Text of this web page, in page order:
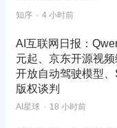
知序 4 小时前
AI互联网日报：
元起、京东开源视
开放自动驾驶模型
版权谈判
AI星球 18 小时前